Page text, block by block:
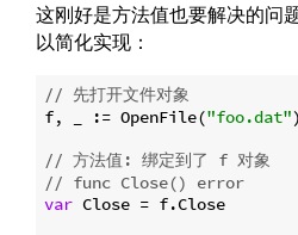
这刚好是方法值也要解决的问
以简化实现：
// 先打开文件对象
f, _ := OpenFile("foo.dat")
// 方法值: 绑定到了 f 对象
// func Close() error
var Close = f.Close